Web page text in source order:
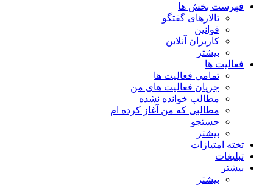
فهرست بخش ها
تالارهای گفتگو
قوانین
کاربران آنلاین
بیشتر
فعالیت ها
تمامی فعالیت ها
جریان فعالیت های من
مطالب خوانده نشده
مطالبی که من آغاز کرده ام
جستجو
بیشتر
تخته امتیازات
تبلیغات
بیشتر
بیشتر